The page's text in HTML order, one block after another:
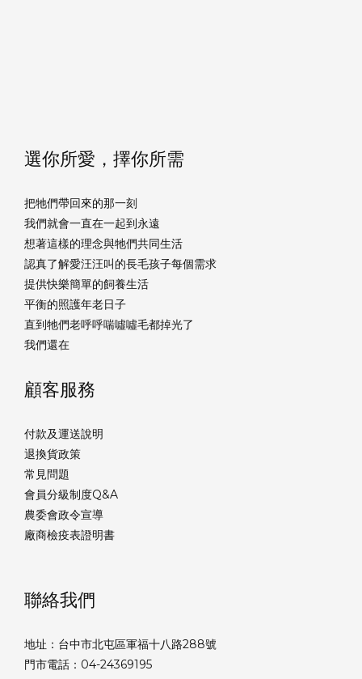
選你所愛，擇你所需
把牠們帶回來的那一刻
我們就會一直在一起到永遠
想著這樣的理念與牠們共同生活
認真了解愛汪汪叫的長毛孩子每個需求
提供快樂簡單的飼養生活
平衡的照護年老日子
直到牠們老呼呼喘噓噓毛都掉光了
我們還在
顧客服務
付款及運送說明
退換貨政策
常見問題
會員分級制度Q&A
農委會政令宣導
廠商檢疫表證明書
聯絡我們
地址：台中市北屯區軍福十八路288號
門市電話：04-24369195